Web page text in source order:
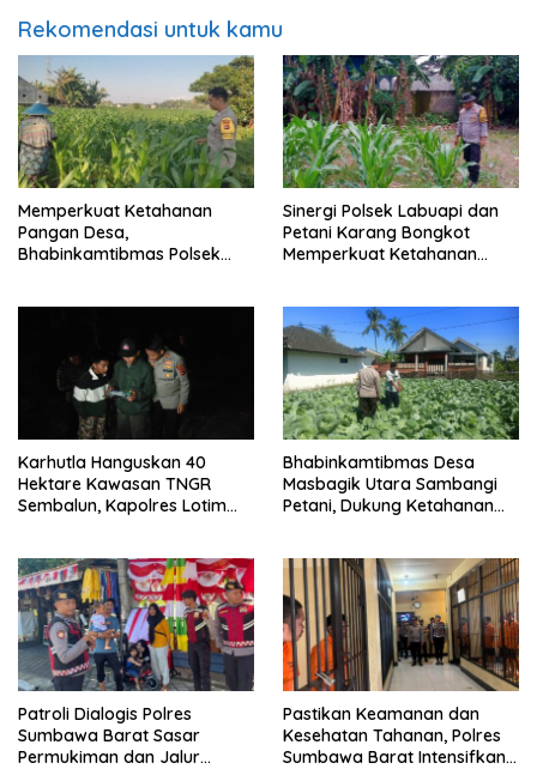
Rekomendasi untuk kamu
Memperkuat Ketahanan
Pangan Desa,
Bhabinkamtibmas Polsek
Sinergi Polsek Labuapi dan
Petani Karang Bongkot
Memperkuat Ketahanan
Karhutla Hanguskan 40
Hektare Kawasan TNGR
Sembalun, Kapolres Lotim
Bhabinkamtibmas Desa
Masbagik Utara Sambangi
Petani, Dukung Ketahanan
Patroli Dialogis Polres
Sumbawa Barat Sasar
Permukiman dan Jalur
Pastikan Keamanan dan
Kesehatan Tahanan, Polres
Sumbawa Barat Intensifkan